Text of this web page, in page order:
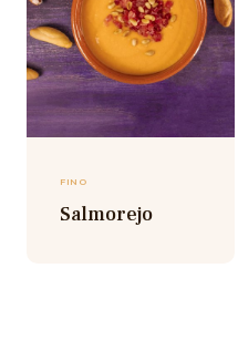
FINO
Salmorejo